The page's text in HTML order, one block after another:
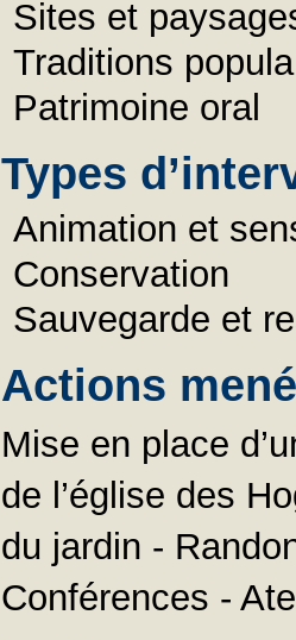
Sites et
Traditions
Patrimoine oral
Types
Animation et
Conservation
Sauvegarde et
Actions
Mise en place
de l’église des
du jardin -
Conférences -